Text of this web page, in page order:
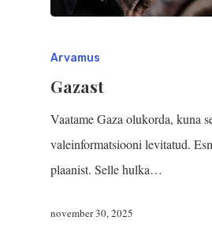
Arvamus
Gazast
Vaatame Gaza olukorda, kuna
valeinformatsiooni levitatud.
plaanist. Selle hulka…
november 30, 2025